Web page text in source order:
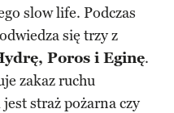
slow life. Podczas
się trzy z
Poros i Eginę.
zakaz ruchu
straż pożarna czy